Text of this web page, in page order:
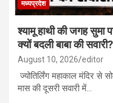
मध्यप्रदेश
श्यामू हाथी की जगह सुमा
क्यों बदली बाबा की
August 10, 2026 editor
ज्योतिर्लिंग महाकाल मंदिर से
मास की दूसरी सवारी में…